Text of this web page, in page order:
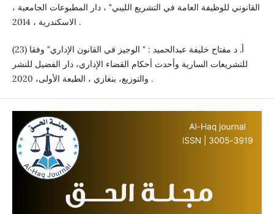
القانوني للوظيفة العامة في التشريع الليبي" ، دار المطبوعات الجامعية ،
الاسكندرية ، 2014 .
(23) أ. د مفتاح خليفة عبدالحميد : " الوجيز في القانون الإداري" وفقا
للتشريعات السارية وأحدث أحكام القضاء الإداري، دار الفضيل للنشر
والتوزيع، بنغازي ، الطبعة الأولى، 2020 .